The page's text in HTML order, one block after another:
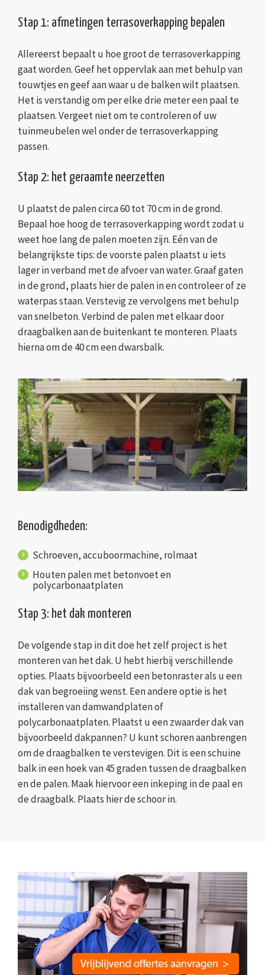
Stap 1: afmetingen terrasoverkapping bepalen
Allereerst bepaalt u hoe groot de terrasoverkapping
gaat worden. Geef het oppervlak aan met behulp van
touwtjes en geef aan waar u de balken wilt plaatsen.
Het is verstandig om per elke drie meter een paal te
plaatsen. Vergeet niet om te controleren of uw
tuinmeubelen wel onder de terrasoverkapping
passen.
Stap 2: het geraamte neerzetten
U plaatst de palen circa 60 tot 70 cm in de grond.
Bepaal hoe hoog de terrasoverkapping wordt zodat u
weet hoe lang de palen moeten zijn. Eén van de
belangrijkste tips: de voorste palen plaatst u iets
lager in verband met de afvoer van water. Graaf gaten
in de grond, plaats hier de palen in en controleer of ze
waterpas staan. Verstevig ze vervolgens met behulp
van snelbeton. Verbind de palen met elkaar door
draagbalken aan de buitenkant te monteren. Plaats
hierna om de 40 cm een dwarsbalk.
Benodigdheden:
Schroeven, accuboormachine, rolmaat
Houten palen met betonvoet en
polycarbonaatplaten
Stap 3: het dak monteren
De volgende stap in dit doe het zelf project is het
monteren van het dak. U hebt hierbij verschillende
opties. Plaats bijvoorbeeld een betonraster als u een
dak van begroeiing wenst. Een andere optie is het
installeren van damwandplaten of
polycarbonaatplaten. Plaatst u een zwaarder dak van
bijvoorbeeld dakpannen? U kunt schoren aanbrengen
om de draagbalken te verstevigen. Dit is een schuine
balk in een hoek van 45 graden tussen de draagbalken
en de palen. Maak hiervoor een inkeping in de paal en
de draagbalk. Plaats hier de schoor in.